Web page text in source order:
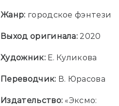
Жанр: городское фэнтези
Выход оригинала: 2020
Художник: Е. Куликова
Переводчик: В. Юрасова
Издательство: «Эксмо: